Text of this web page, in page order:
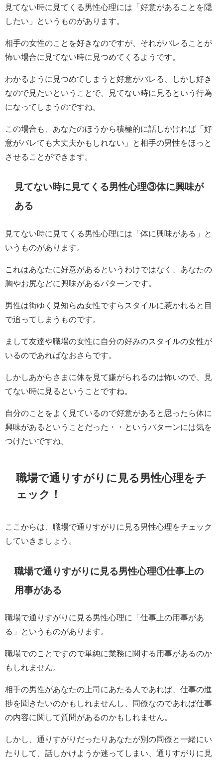
見てない時に見てくる男性心理には「好意があることを隠
したい」というものがあります。
相手の女性のことを好きなのですが、それがバレることが
怖い場合に見てない時に見つめてくるようです。
わかるように見つめてしまうと好意がバレる、しかし好き
なので見たいということで、見てない時に見るという行為
になってしまうのですね。
この場合も、あなたのほうから積極的に話しかければ「好
意がバレても大丈夫かもしれない」と相手の男性をほっと
させることができます。
見てない時に見てくる男性心理③体に興味が
ある
見てない時に見てくる男性心理には「体に興味がある」と
いうものがあります。
これはあなたに好意があるというわけではなく、あなたの
胸やお尻などに興味があるパターンです。
男性は街ゆく見知らぬ女性ですらスタイルに惹かれると目
で追ってしまうものです。
まして友達や職場の女性に自分の好みのスタイルの女性が
いるのであればなおさらです。
しかしあからさまに体を見て嫌がられるのは怖いので、見
てない時に見るということですね。
自分のことをよく見ているので好意があると思ったら体に
興味があるということだった・・というパターンには気を
つけたいですね。
職場で通りすがりに見る男性心理をチ
ェック！
ここからは、職場で通りすがりに見る男性心理をチェック
していきましょう。
職場で通りすがりに見る男性心理①仕事上の
用事がある
職場で通りすがりに見る男性心理に「仕事上の用事があ
る」というものがあります。
職場でのことですので単純に業務に関する用事があるのか
もしれません。
相手の男性があなたの上司にあたる人であれば、仕事の進
捗を聞きたいのかもしれませんし、同僚なのであれば仕事
の内容に関して質問があるのかもしれません。
しかし、通りすがりだったりあなたが別の同僚と一緒にい
たりして、話しかけようか迷ってしまい、通りすがりに見